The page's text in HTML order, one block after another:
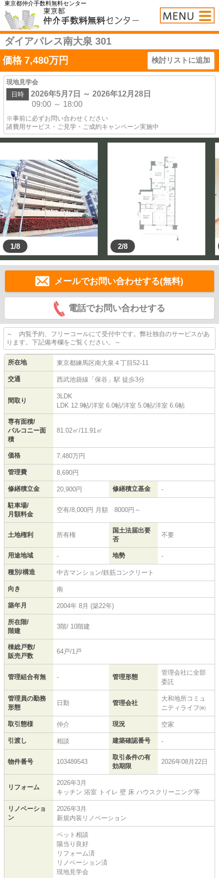
東京都仲介手数料無料センター
ダイアパレス南大泉 301
価格 7,480万円 検討リストに追加
現地見学会
日時
2026年5月7日 ～ 2026年12月28日
09:00 ～ 18:00
※事前に必ずお問い合わせください
諸費用サービス・ご見学・ご成約キャンペーン実施中
1/8 2/8
メールでお問い合わせする(無料)
電話でお問い合わせする
～ 内覧予約、フリーコールにて受付中です。弊社独自のサービスがあ
ります。下記備考欄をご覧ください。～
所在地 東京都練馬区南大泉 ４丁目52-11
交通 西武池袋線 「 保谷 」駅 徒歩3分
間取り
3LDK
LDK 12.9帖/洋室 6.0帖/洋室 5.0帖/洋室 6.6帖
専有面積/
バルコニー面
積
81.02㎡/11.91㎡
価格 7,480万円
管理費 8,690円
修繕積立金 20,900円 修繕積立基金 -
駐車場/
月額料金
空有/8,000円 月額 8000円～
土地権利 所有権
国土法届出要
否
不要
用途地域 - 地勢 -
種別/構造 中古マンション/鉄筋コンクリート
向き 南
築年月 2004年 8月 (築22年)
所在階/
階建
3階/ 10階建
棟総戸数/
販売戸数
64戸/1戸
管理組合有無 - 管理形態
管理会社に全部
委託
管理員の勤務
形態
日勤 管理会社
大和地所コミュ
ニティライフ㈱
取引態様 仲介 現況 空家
引渡し 相談 建築確認番号 -
物件番号 103489543
取引条件の有
効期限
2026年08月22日
リフォーム
2026年3月
キッチン 浴室 トイレ 壁 床 ハウスクリーニング等
リノベーショ
ン
2026年3月
新規内装リノベーション
ペット相談
陽当り良好
リフォーム済
リノベーション済
現地見学会